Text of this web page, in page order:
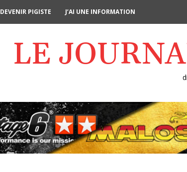
DEVENIR PIGISTE J’AI UNE INFORMATION
LE